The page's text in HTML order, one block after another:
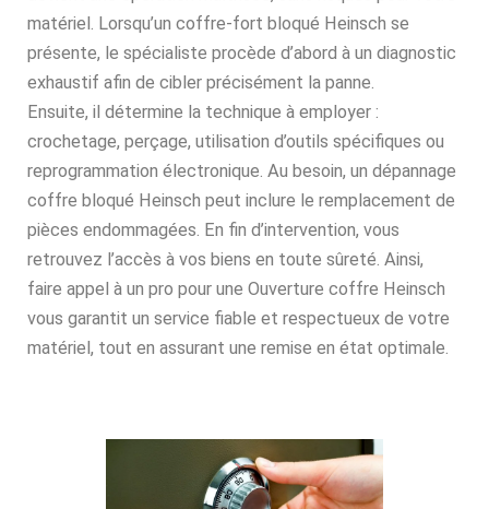
matériel. Lorsqu’un coffre-fort bloqué Heinsch se
présente, le spécialiste procède d’abord à un diagnostic
exhaustif afin de cibler précisément la panne.
Ensuite, il détermine la technique à employer :
crochetage, perçage, utilisation d’outils spécifiques ou
reprogrammation électronique. Au besoin, un dépannage
coffre bloqué Heinsch peut inclure le remplacement de
pièces endommagées. En fin d’intervention, vous
retrouvez l’accès à vos biens en toute sûreté. Ainsi,
faire appel à un pro pour une Ouverture coffre Heinsch
vous garantit un service fiable et respectueux de votre
matériel, tout en assurant une remise en état optimale.